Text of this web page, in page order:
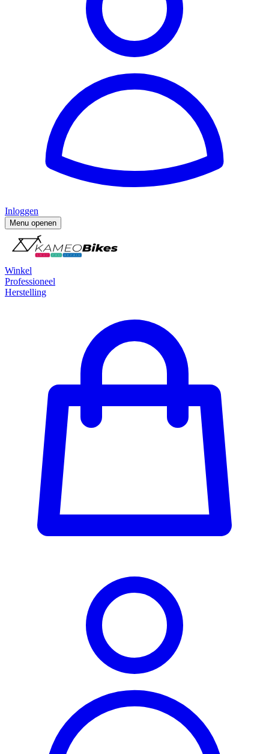
Inloggen
Menu openen
Winkel
Professioneel
Herstelling